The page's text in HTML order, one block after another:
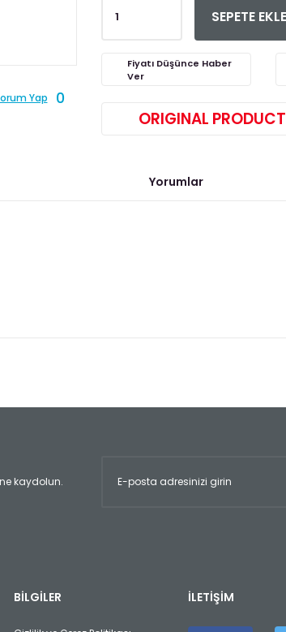
Yap 0
SEPETE EKLE
Fiyatı Düşünce Haber
Ver
ORIGINAL PRODUCT
Yorumlar
Yorum Yaz
kaydolun.
BİLGİLER İLETİŞİM